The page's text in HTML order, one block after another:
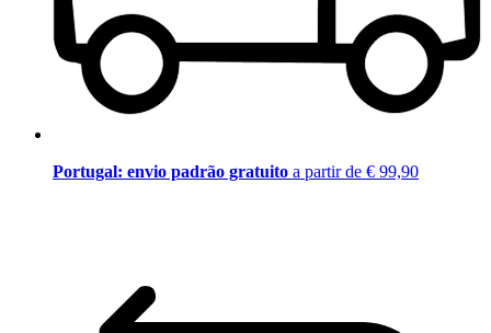
Portugal: envio padrão gratuito a partir de € 99,90